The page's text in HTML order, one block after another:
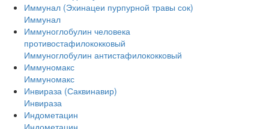
Иммунал (Эхинацеи пурпурной травы сок)
Иммунал
Иммуноглобулин человека
противостафилококковый
Иммуноглобулин антистафилококковый
Иммуномакс
Иммуномакс
Инвираза (Саквинавир)
Инвираза
Индометацин
Индометацин